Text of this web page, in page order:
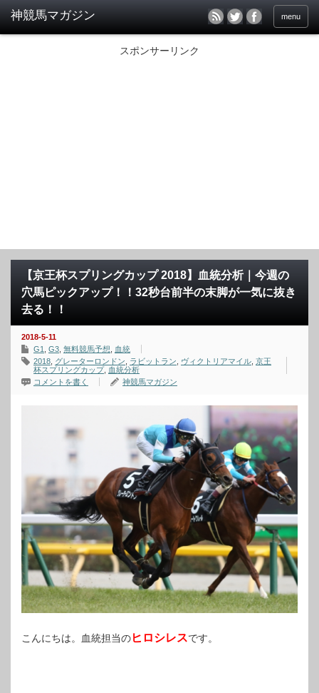
menu
スポンサーリンク
【京王杯スプリングカップ 2018】血統分析｜今週の
穴馬ピックアップ！！32秒台前半の末脚が一気に抜き
去る！！
2018-5-11
G1
G3 無料競馬予想
血統
2018 グレーターロンドン ラビットラン ヴィクトリアマイル 京王
杯スプリングカップ, 血統分析
コメントを書く
神競馬マガジン
こんにちは。血統担当のヒロシレスです。